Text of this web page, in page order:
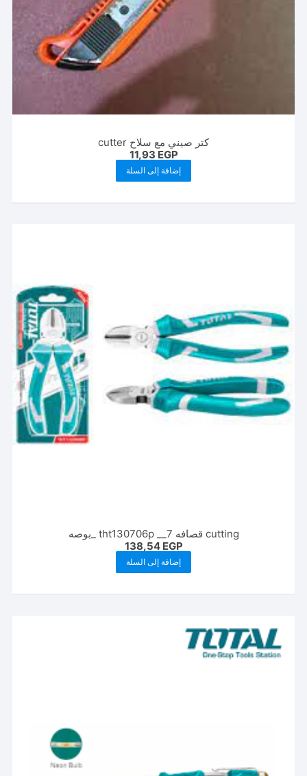
كتر صيني مع سلاح cutter
11,93 EGP
إضافة إلى السلة
cutting قصافه tht130706p __7 _بوصه
138,54 EGP
إضافة إلى السلة